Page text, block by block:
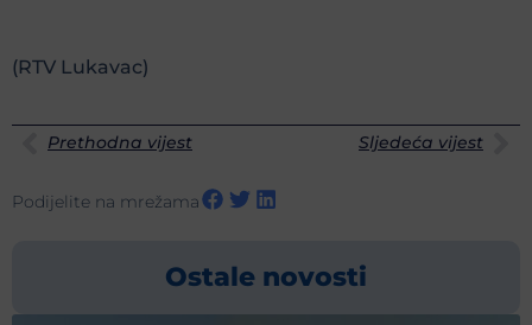
(RTV Lukavac)
Prethodna vijest Sljedeća vijest
Podijelite na mrežama
Ostale novosti